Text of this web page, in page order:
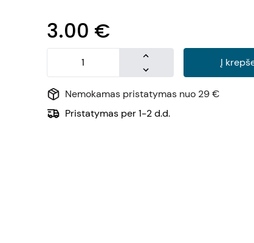
3.00 €
Į
Nemokamas pristatymas nuo 29 €
Pristatymas per 1-2 d.d.